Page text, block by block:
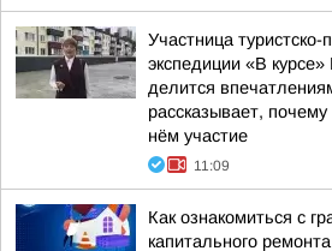
Участница туристско-
экспедиции «В
делится
рассказывает,
нём участие
11:09
Как ознакомиться с
капитального